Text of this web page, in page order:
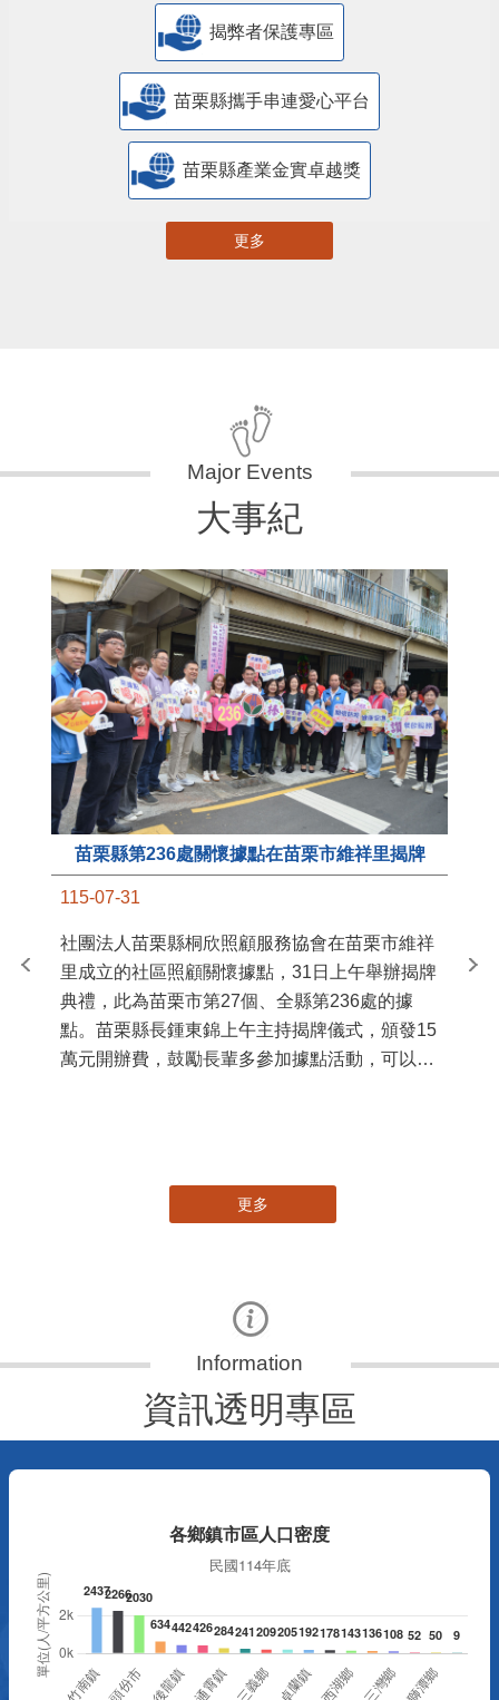
揭弊者保護專區
苗栗縣攜手串連愛心平台
苗栗縣產業金實卓越獎
更多
大事紀
苗栗縣第236處關懷據點在苗栗市維祥里揭牌
115-07-31
社團法人苗栗縣桐欣照顧服務協會在苗栗市維祥
里成立的社區照顧關懷據點，31日上午舉辦揭牌
典禮，此為苗栗市第27個、全縣第236處的據
點。苗栗縣長鍾東錦上午主持揭牌儀式，頒發15
萬元開辦費，鼓勵長輩多參加據點活動，可以更
苗
更多
資訊透明專區